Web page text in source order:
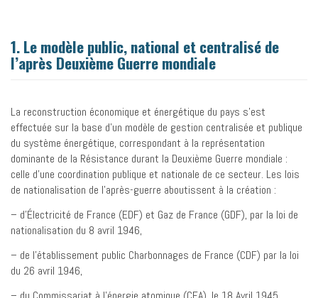
1. Le modèle public, national et centralisé de
l’après Deuxième Guerre mondiale
La reconstruction économique et énergétique du pays s’est
effectuée sur la base d’un modèle de gestion centralisée et publique
du système énergétique, correspondant à la représentation
dominante de la Résistance durant la Deuxième Guerre mondiale :
celle d’une coordination publique et nationale de ce secteur. Les lois
de nationalisation de l’après-guerre aboutissent à la création :
– d’Électricité de France (EDF) et Gaz de France (GDF), par la loi de
nationalisation du 8 avril 1946,
– de l’établissement public Charbonnages de France (CDF) par la loi
du 26 avril 1946,